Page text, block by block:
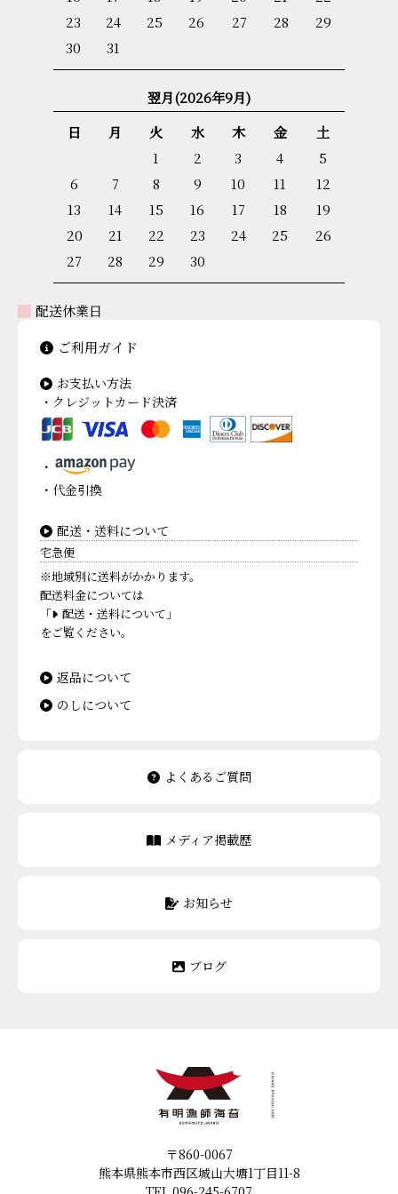
23
24 25 26 27 28
29
30
31
翌月(2026年9月)
日
月 火 水 木 金
土
1
2 3 4
5
6
7 8 9 10 11
12
13
14 15 16 17 18
19
20
21 22 23 24 25
26
27
28 29 30
配送休業日
ご利用ガイド
お支払い方法
・クレジットカード決済
・
・代金引換
配送・送料について
宅急便
※地域別に送料がかかります。
配送料金については
「
配送・送料について」
をご覧ください。
返品について
のしについて
よくあるご質問
メディア掲載歴
お知らせ
ブログ
〒860-0067
熊本県熊本市西区城山大塘1丁目11-8